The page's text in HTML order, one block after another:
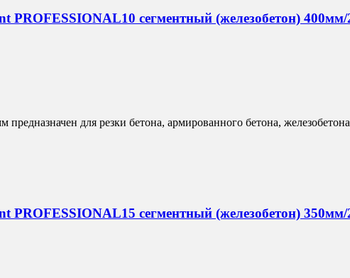
PROFESSIONAL10 сегментный (железобетон) 400мм/
для резки бетона, армированного бетона,
PROFESSIONAL15 сегментный (железобетон) 350мм/